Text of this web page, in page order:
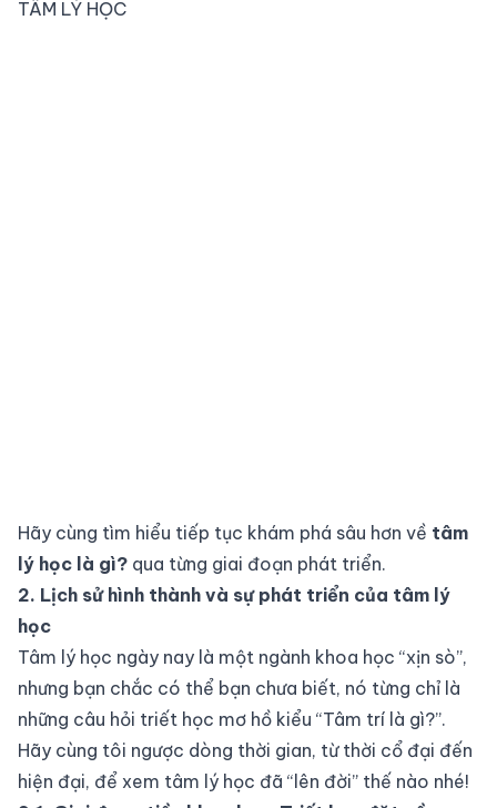
Hãy cùng tìm hiểu tiếp tục khám phá sâu hơn về tâm
lý học là gì? qua từng giai đoạn phát triển.
2. Lịch sử hình thành và sự phát triển của tâm lý
học
Tâm lý học ngày nay là một ngành khoa học “xịn sò”,
nhưng bạn chắc có thể bạn chưa biết, nó từng chỉ là
những câu hỏi triết học mơ hồ kiểu “Tâm trí là gì?”.
Hãy cùng tôi ngược dòng thời gian, từ thời cổ đại đến
hiện đại, để xem tâm lý học đã “lên đời” thế nào nhé!